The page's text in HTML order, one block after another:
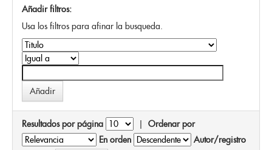
Añadir filtros:
Usa los filtros para afinar la busqueda.
Resultados por página | Ordenar por
En orden
Autor/registro